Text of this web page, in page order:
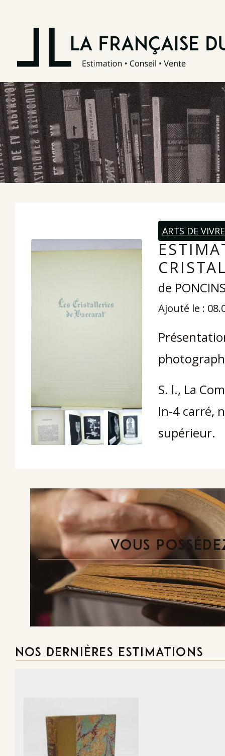
ARTS DE
de
Ajouté le :
S. l., La
In-4 carré,
supérieur.
VOUS
FAITES-LE
NOS DERNIÈRES ESTIMATIONS